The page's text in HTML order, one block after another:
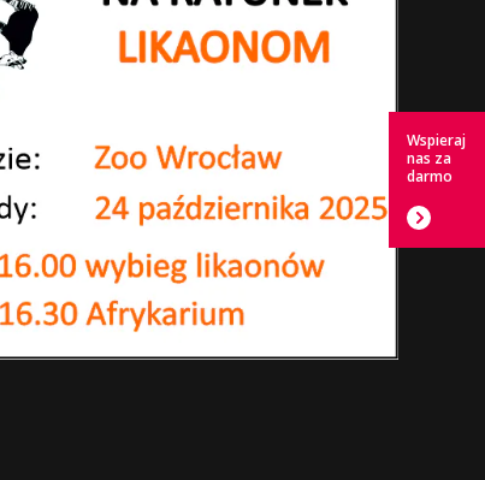
Wspieraj
nas za
darmo